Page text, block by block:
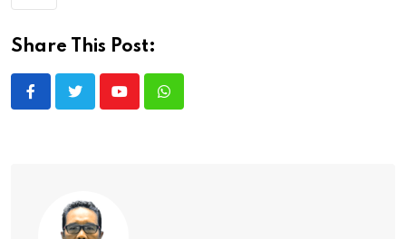
Share This Post:
YoutubeWhatsapp